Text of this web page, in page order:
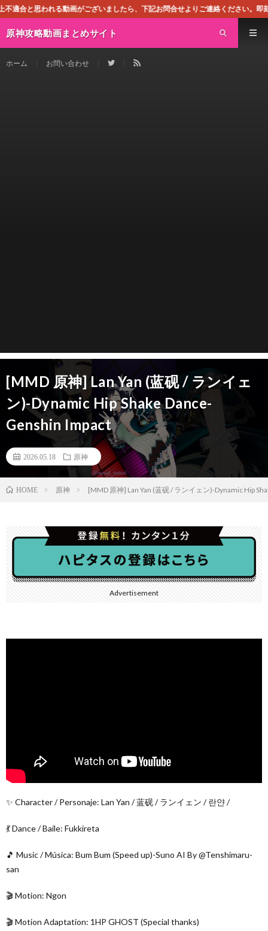
がございましたら、下記お問合せよりご連絡ください。即刻対処させて頂き
原神攻略動画まとめサイト
ホーム お問い合わせ
[MMD 原神] Lan Yan (蓝砚 / ランイェ
ン)-Dynamic Hip Shake Dance-
Genshin Impact
2026.05.18 原神
HOME 原神 [MMD 原神] Lan Yan (蓝砚 / ランイェン)-Dynamic Hip
Advertisement
✨ Character / Personaje: Lan Yan / 蓝砚 / ランイェン / 란얀 /
💃 Dance / Baile: Fukkireta
🎵 Music / Música: Bum Bum (Speed up)-Suno AI By @Tenshimaru-
san
🎬 Motion: Ngon
🎬 Motion Adaptation: 1HP GHOST (Special thanks)